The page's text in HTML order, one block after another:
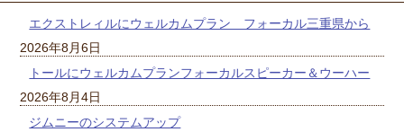
エクストレィルにウェルカムプラン フォーカル三重県から
2026年8月6日
トールにウェルカムプランフォーカルスピーカー＆ウーハー
2026年8月4日
ジムニーのシステムアップ